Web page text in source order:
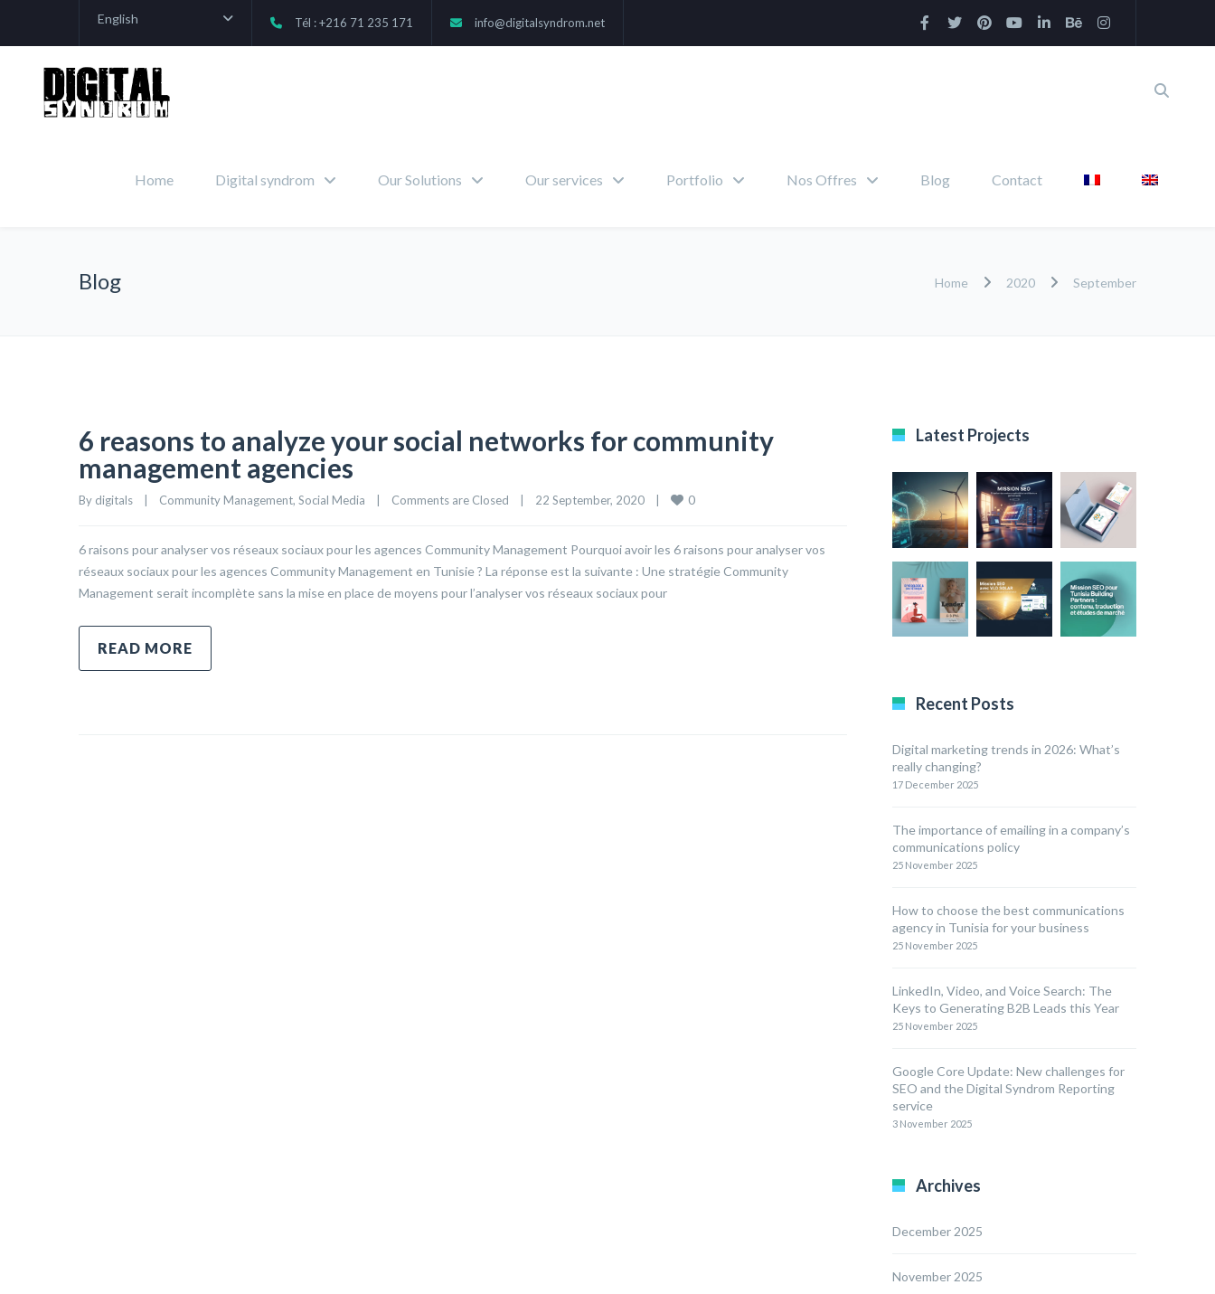
English Tél : +216 71 235 171 info@digitalsyndrom.net
Home Digital syndrom Our Solutions Our services Portfolio Nos Offres Blog Contact
Blog Home 2020 September
6 reasons to analyze your social networks for community
management agencies
By digitals Community Management, Social Media Comments are Closed 22 September, 2020 0
6 raisons pour analyser vos réseaux sociaux pour les agences Community Management Pourquoi avoir les 6 raisons pour analyser vos
réseaux sociaux pour les agences Community Management en Tunisie ? La réponse est la suivante : Une stratégie Community
Management serait incomplète sans la mise en place de moyens pour l’analyser vos réseaux sociaux pour
READ MORE
Latest Projects
Recent Posts
Digital marketing trends in 2026: What’s
really changing?
17 December 2025
The importance of emailing in a company’s
communications policy
25 November 2025
How to choose the best communications
agency in Tunisia for your business
25 November 2025
LinkedIn, Video, and Voice Search: The
Keys to Generating B2B Leads this Year
25 November 2025
Google Core Update: New challenges for
SEO and the Digital Syndrom Reporting
service
3 November 2025
Archives
December 2025
November 2025